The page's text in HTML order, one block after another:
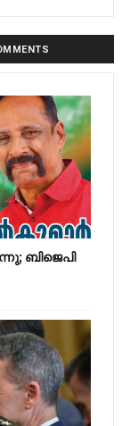
ബിജെപി